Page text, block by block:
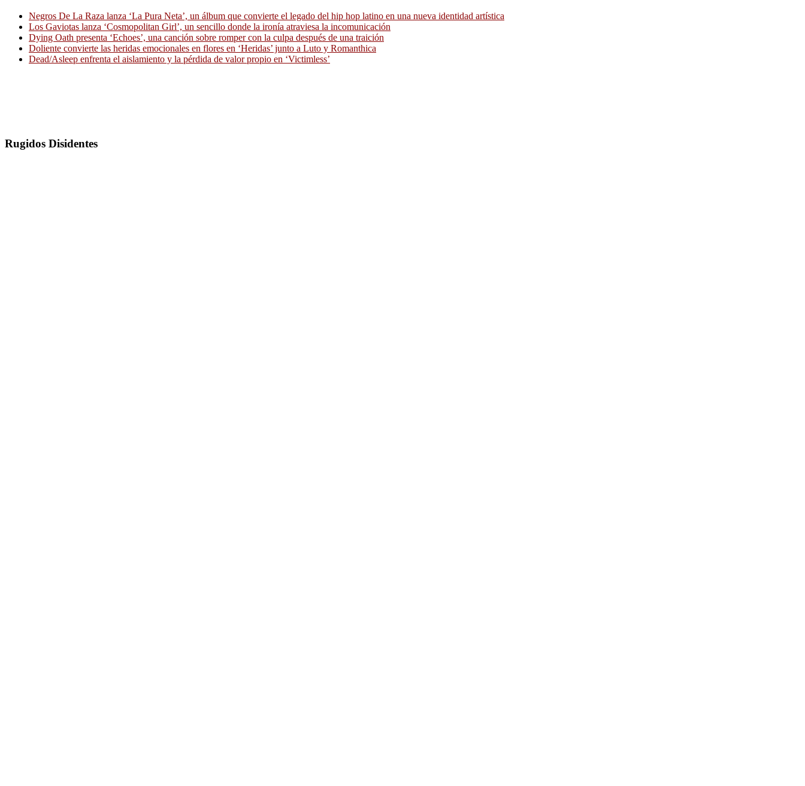
Negros De La Raza lanza ‘La Pura Neta’, un álbum que convierte el legado del hip hop latino en una nueva identidad artística
Los Gaviotas lanza ‘Cosmopolitan Girl’, un sencillo donde la ironía atraviesa la incomunicación
Dying Oath presenta ‘Echoes’, una canción sobre romper con la culpa después de una traición
Doliente convierte las heridas emocionales en flores en ‘Heridas’ junto a Luto y Romanthica
Dead/Asleep enfrenta el aislamiento y la pérdida de valor propio en ‘Victimless’
Rugidos Disidentes